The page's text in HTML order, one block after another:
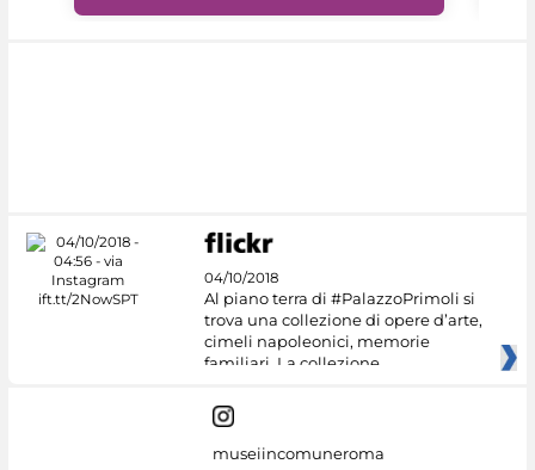
04/10/2018
Al piano terra di #PalazzoPrimoli si
trova una collezione di opere d’arte,
cimeli napoleonici, memorie
familiari. La collezione
museiincomuneroma